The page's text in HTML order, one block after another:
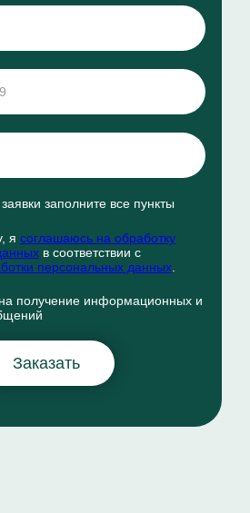
заполните все пункты
я соглашаюсь на обработку
в соответствии с
персональных данных
получение информационных и
Заказать